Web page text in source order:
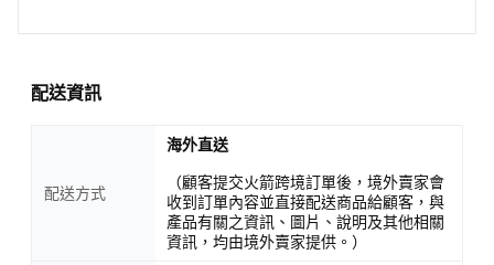
配送資訊
配送方式
海外直送
（顧客提交火箭跨境訂單後，境外賣家會
收到訂單內容並直接配送商品給顧客，與
產品有關之資訊、圖片、說明及其他相關
資訊，均由境外賣家提供。）